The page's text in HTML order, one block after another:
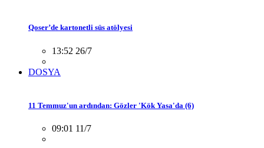
Qoser’de kartonetli süs atölyesi
13:52 26/7
DOSYA
11 Temmuz'un ardından: Gözler 'Kök Yasa'da (6)
09:01 11/7